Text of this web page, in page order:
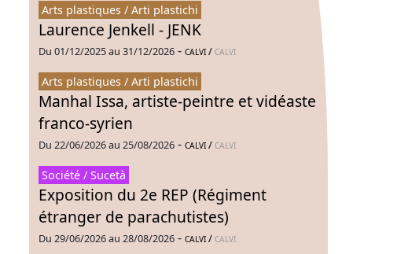
Arts plastiques / Arti plastichi
Laurence Jenkell - JENK
Du 01/12/2025 au 31/12/2026 - CALVI / CALVI
Arts plastiques / Arti plastichi
Manhal Issa, artiste-peintre et vidéaste
franco-syrien
Du 22/06/2026 au 25/08/2026 - CALVI / CALVI
Société / Sucetà
Exposition du 2e REP (Régiment
étranger de parachutistes)
Du 29/06/2026 au 28/08/2026 - CALVI / CALVI